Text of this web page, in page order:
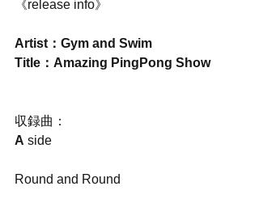
《release info》
Artist：Gym and Swim
Title：Amazing PingPong Show
収録曲：
A side
Round and Round